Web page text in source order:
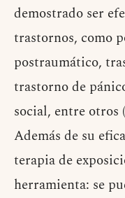
demostrado ser
trastornos, como
postraumático,
trastorno de
social, entre otros
Además de su
terapia de
herramienta: se